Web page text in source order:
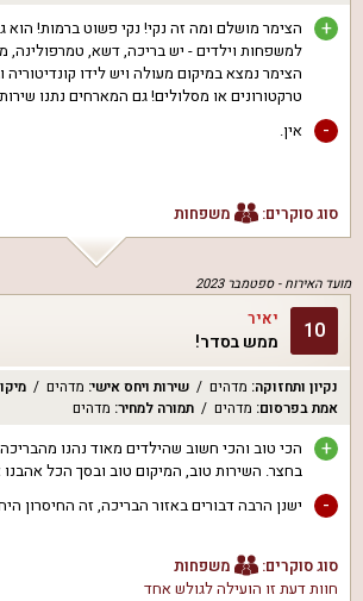
+
הצימר מושלם ומה זה נקי! נקי פשוט ברמות!
למשפחות וילדים - יש בריכה, דשא,
הצימר נמצא במיקום מעולה ויש לידו
טרקטורונים או מסלולים! גם המארחים נתנו
- אין.
סוג סוקרים: משפחות
מועד האירוח -ספטמבר 2023
10 יאיר
ממש בסדר!
נקיון ותחזוקה: מדהים שירות ויחס אישי: מדהים
אמת בפרסום: מדהים תמורה למחיר: מדהים
+
הכי טוב והכי חשוב שהילדים מאוד נהנו
בחצר. השירות טוב, המיקום טוב ובסך הכל
- ישנן הרבה דבורים באזור הבריכה, זה החיסרון
סוג סוקרים:
משפחות
חוות דעת זו הועילה לגולש אחד